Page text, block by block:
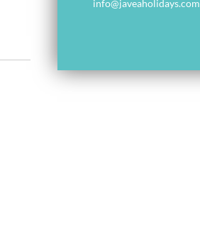
info@javeaholidays.com